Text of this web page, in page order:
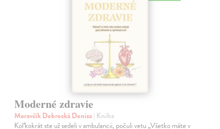
Moderné zdravie
Moravčík Debrecká Denisa| Kniha
Koľkokrát ste už sedeli v ambulancii, počuli vetu „Všetko máte v